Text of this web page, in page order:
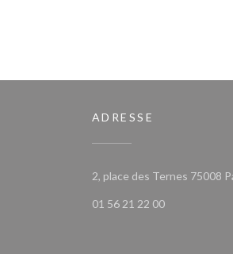
ADRESSE
2, place des Ternes 75008
01 56 21 22 00